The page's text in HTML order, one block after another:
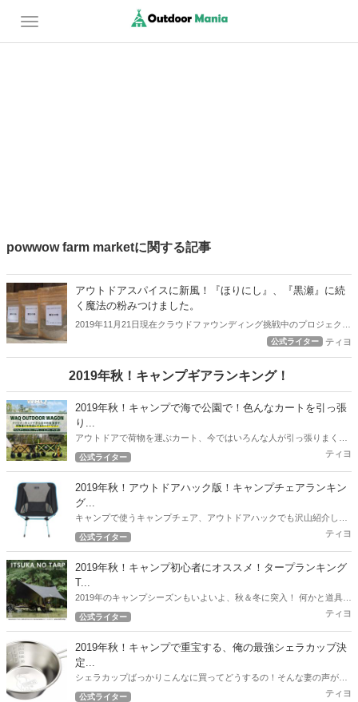
powwow farm marketに関する記事
アウトドアスパイスに新風！『ほりにし』、『黒瀬』に続
く魔法の粉みつけました。
2019年11月21日現在クラウドファウンディング挑戦中のプロジェク
ト、ニンクとホーリーバジルで作る『魔法の粉』はただいまキャンパ
徹底的にこの『魔法の粉』を紹介！
公式ライター ティヨ
2019年秋！キャンプギアランキング！
2019年秋！キャンプで海で公園で！色んなカートを引っ張
り...
アウトドアで荷物を運ぶカート、今ではいろんな人が引っ張りまくっ
てますね。 ファミキャンスタイルの筆者もこれまで、様々なカートを
カート情報をお届けします！
公式ライター ティヨ
2019年秋！アウトドアハック版！キャンプチェアランキン
グ...
キャンプで使うキャンプチェア、アウトドアハックでも沢山紹介して
いますが、ここで2019年秋！最新版の人気チェアランキングを紹介し
公式ライター ティヨ
2019年秋！キャンプ初心者にオススメ！タープランキング
T...
2019年のキャンプシーズンもいよいよ、秋＆冬に突入！ 何かと道具が
必要なキャンプ！できるだけ予算を押さえて一通りのギアを用意した
公式ライター ティヨ
2019年秋！キャンプで重宝する、俺の最強シェラカップ決
定...
シェラカップばっかりこんなに買ってどうするの！そんな妻の声が聞
こえてきそうな2019年秋。 とにかくキャンプで重宝した筆者のおすす
公式ライター ティヨ